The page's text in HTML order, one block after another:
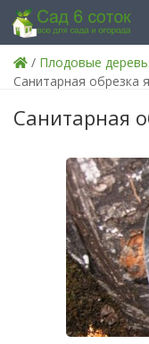
Skip to content
/ Плодовые
Санитарная обрезка
Санитарная